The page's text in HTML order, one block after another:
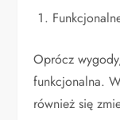
Oprócz
funkcjonalna.
również się